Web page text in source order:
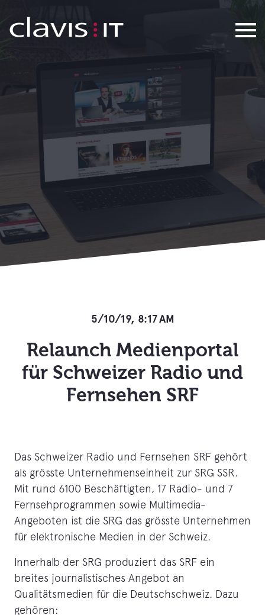
Relaunch Medienportal für
5/10/19, 8:17 AM
Relaunch Medienportal
für Schweizer Radio und
Fernsehen SRF
Das Schweizer Radio und Fernsehen SRF gehört
als grösste Unternehmenseinheit zur SRG SSR.
Mit rund 6100 Beschäftigten, 17 Radio- und 7
Fernsehprogrammen sowie Multimedia-
Angeboten ist die SRG das grösste Unternehmen
für elektronische Medien in der Schweiz.
Innerhalb der SRG produziert das SRF ein
breites journalistisches Angebot an
Qualitätsmedien für die Deutschschweiz. Dazu
gehören: